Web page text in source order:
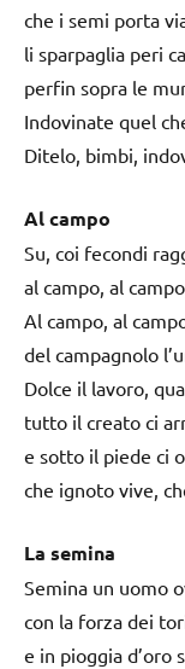
che i semi porta
li sparpaglia peri
perfin sopra le
Indovinate quel
Ditelo, bimbi,
Al campo
Su, coi fecondi
al campo, al
Al campo, al
del campagnolo
Dolce il lavoro,
tutto il creato ci
e sotto il piede ci
che ignoto vive,
La semina
Semina un uomo
con la forza dei
e in pioggia d’oro